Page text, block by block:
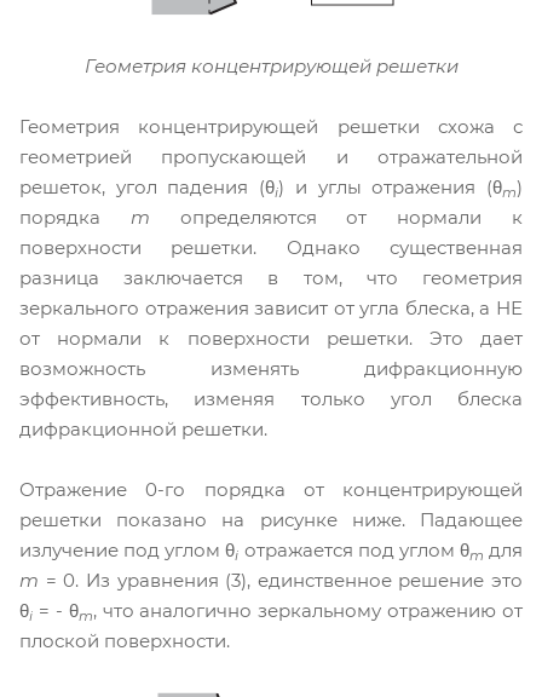
Геометрия концентрирующей решетки
Геометрия концентрирующей решетки схожа с
геометрией пропускающей и отражательной
решеток, угол падения (θi) и углы отражения (θm)
порядка m определяются от нормали к
поверхности решетки. Однако существенная
разница заключается в том, что геометрия
зеркального отражения зависит от угла блеска, а НЕ
от нормали к поверхности решетки. Это дает
возможность изменять дифракционную
эффективность, изменяя только угол блеска
дифракционной решетки.
Отражение 0-го порядка от концентрирующей
решетки показано на рисунке ниже. Падающее
излучение под углом θi отражается под углом θm для
m = 0. Из уравнения (3), единственное решение это
θi = - θm, что аналогично зеркальному отражению от
плоской поверхности.